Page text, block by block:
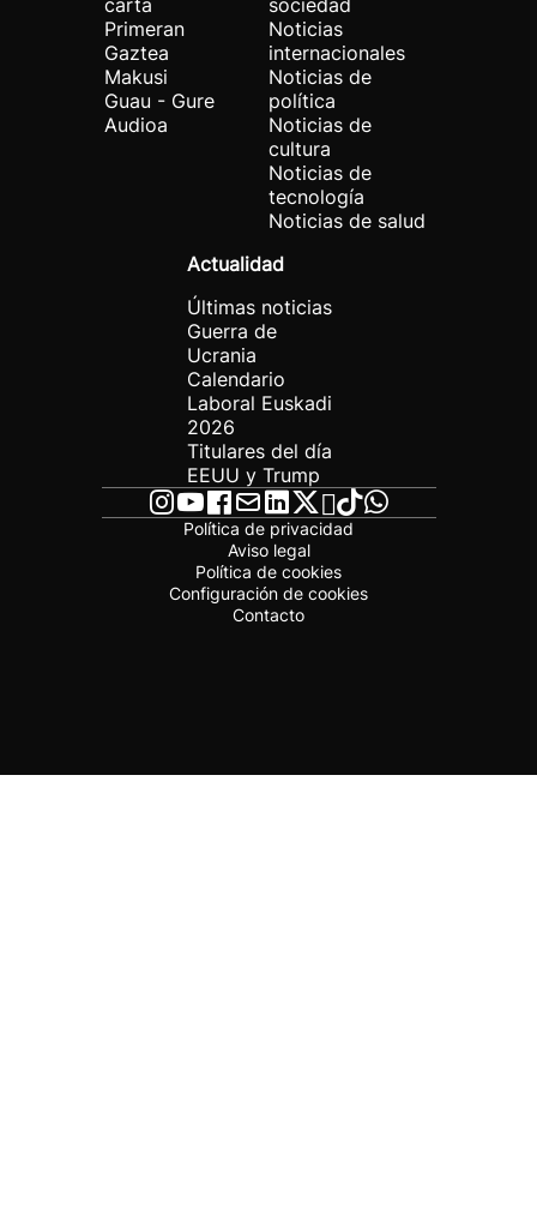
carta
Primeran
Gaztea
Makusi
Guau - Gure
Audioa
sociedad
Noticias
internacionales
Noticias de
política
Noticias de
cultura
Noticias de
tecnología
Noticias de salud
Actualidad
Últimas noticias
Guerra de
Ucrania
Calendario
Laboral Euskadi
2026
Titulares del día
EEUU y Trump
Política de privacidad
Aviso legal
Política de cookies
Configuración de cookies
Contacto